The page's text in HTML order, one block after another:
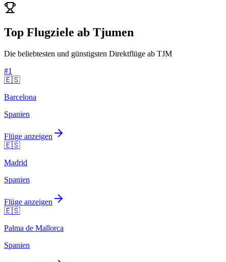
Top Flugziele ab Tjumen
Die beliebtesten und günstigsten Direktflüge ab TJM
#1
🇪🇸
Barcelona
Spanien
Flüge anzeigen
🇪🇸
Madrid
Spanien
Flüge anzeigen
🇪🇸
Palma de Mallorca
Spanien